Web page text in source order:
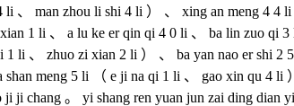
、 man zhou li shi 4 li ） 、 xing an meng 4 4 li
1 li 、 a lu ke er qin qi 4 0 li 、 ba lin zuo qi
li 、 zhuo zi xian 2 li ） 、 ba yan nao er shi 2
meng 5 li （ e ji na qi 1 li 、 gao xin qu 4 li
ji chang 。 yi shang ren yuan jun zai ding dian